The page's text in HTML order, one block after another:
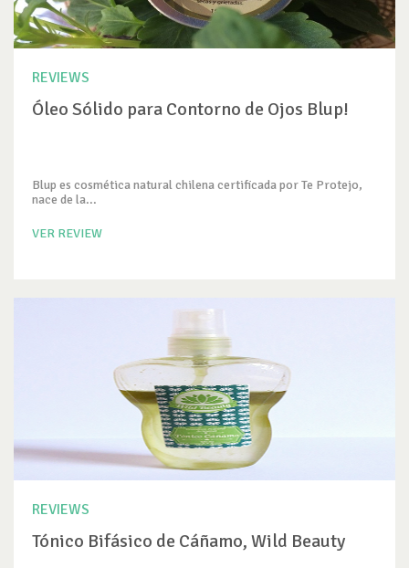
REVIEWS
Óleo Sólido para Contorno de Ojos Blup!
Blup es cosmética natural chilena certificada por Te Protejo,
nace de la...
VER REVIEW
REVIEWS
Tónico Bifásico de Cáñamo, Wild Beauty